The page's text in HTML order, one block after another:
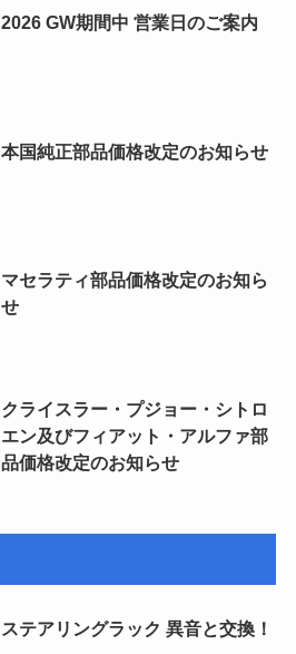
2026 GW期間中 営業日のご案内
本国純正部品価格改定のお知らせ
マセラティ部品価格改定のお知ら
せ
クライスラー・プジョー・シトロ
エン及びフィアット・アルファ部
品価格改定のお知らせ
ステアリングラック 異音と交換！